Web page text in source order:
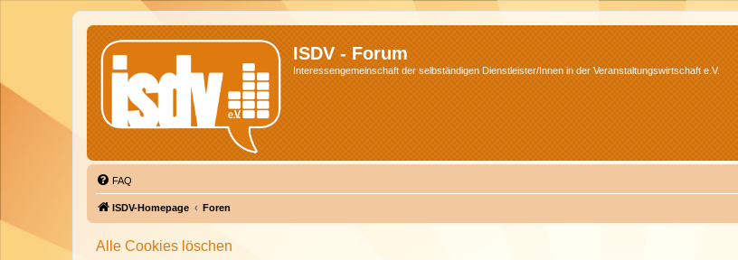
ISDV - Forum
Interessengemeinschaft der selbständigen Dienstleister/Innen in der Veranstaltungswirtschaft e.V.
FAQ
ISDV-Homepage Foren
Alle Cookies löschen